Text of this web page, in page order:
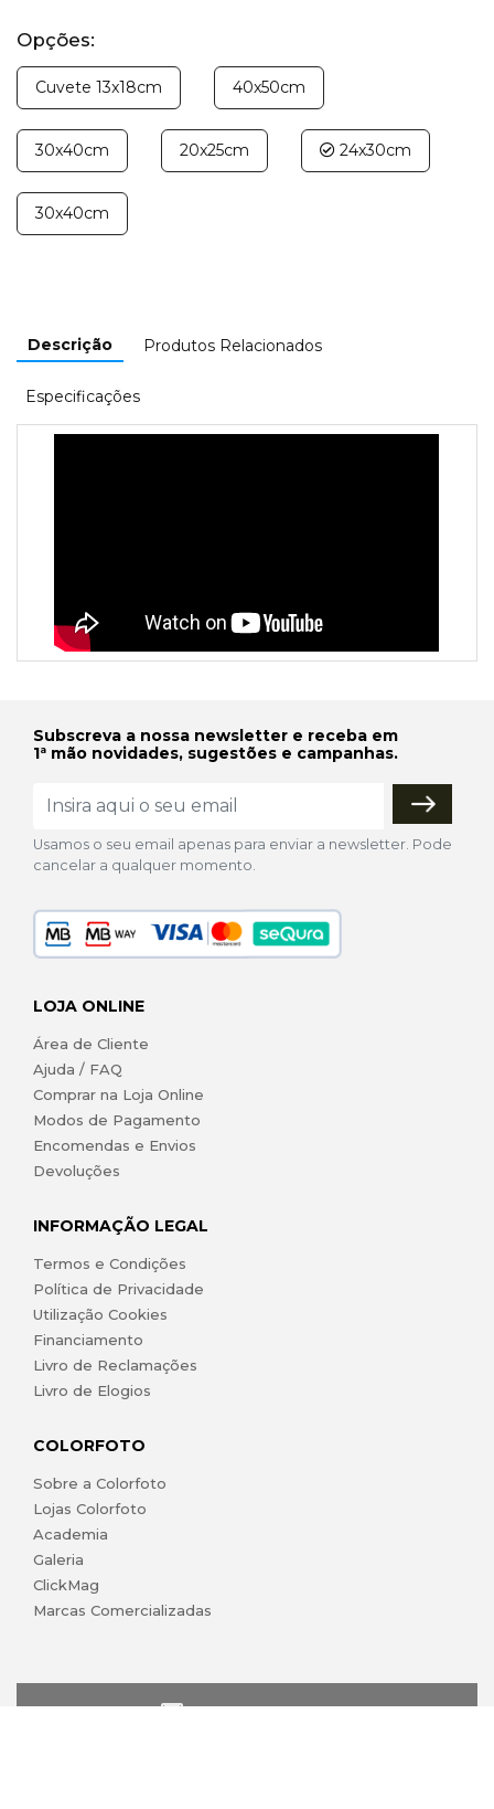
Opções:
Cuvete 13x18cm 40x50cm
30x40cm 20x25cm 24x30cm
30x40cm
Descrição Produtos Relacionados
Especificações
Subscreva a nossa newsletter e receba em
1ª mão novidades, sugestões e campanhas.
Usamos o seu email apenas para enviar a newsletter. Pode
cancelar a qualquer momento.
LOJA ONLINE
Área de Cliente
Ajuda / FAQ
Comprar na Loja Online
Modos de Pagamento
Encomendas e Envios
Devoluções
INFORMAÇÃO LEGAL
Termos e Condições
Política de Privacidade
Utilização Cookies
Financiamento
Livro de Reclamações
Livro de Elogios
COLORFOTO
Sobre a Colorfoto
Lojas Colorfoto
Academia
Galeria
ClickMag
Marcas Comercializadas
lojaonline@colorfoto.pt